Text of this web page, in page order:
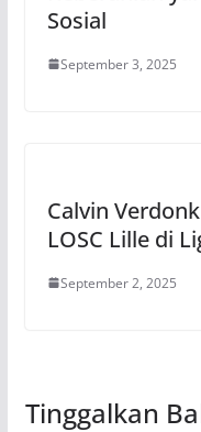
Sosial
September 3, 2025
Calvin
LOSC Lille di
September 2, 2025
Tinggalkan